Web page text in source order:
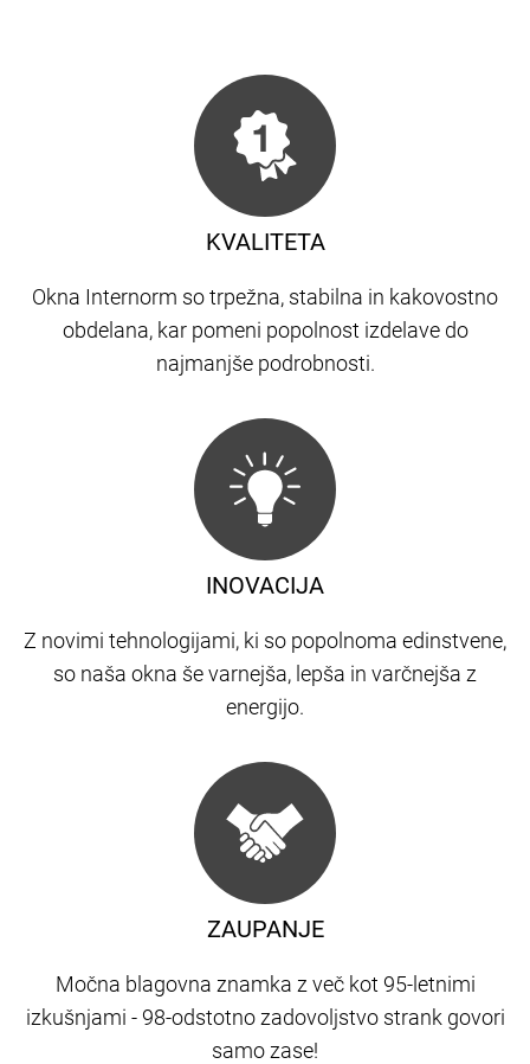
KVALITETA
Okna Internorm so trpežna, stabilna in kakovostno
obdelana, kar pomeni popolnost izdelave do
najmanjše podrobnosti.
ZAUPANJE
Močna blagovna znamka z več kot 95-letnimi
izkušnjami - 98-odstotno zadovoljstvo strank govori
samo zase!
INOVACIJA
Z novimi tehnologijami, ki so popolnoma edinstvene,
so naša okna še varnejša, lepša in varčnejša z
energijo.